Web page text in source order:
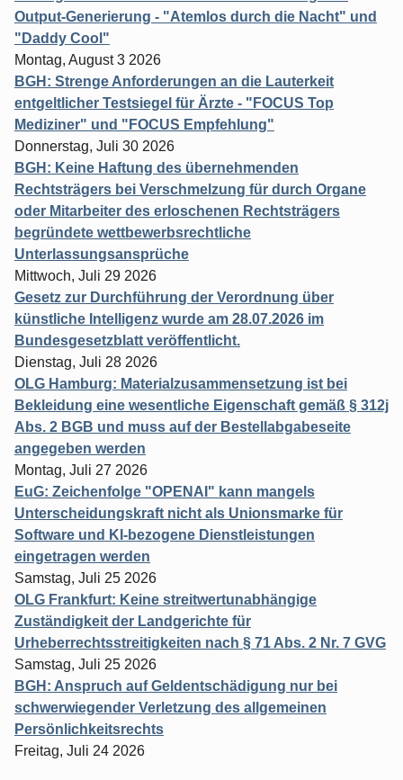
Output-Generierung - "Atemlos durch die Nacht" und
"Daddy Cool"
Montag, August 3 2026
BGH: Strenge Anforderungen an die Lauterkeit
entgeltlicher Testsiegel für Ärzte - "FOCUS Top
Mediziner" und "FOCUS Empfehlung"
Donnerstag, Juli 30 2026
BGH: Keine Haftung des übernehmenden
Rechtsträgers bei Verschmelzung für durch Organe
oder Mitarbeiter des erloschenen Rechtsträgers
begründete wettbewerbsrechtliche
Unterlassungsansprüche
Mittwoch, Juli 29 2026
Gesetz zur Durchführung der Verordnung über
künstliche Intelligenz wurde am 28.07.2026 im
Bundesgesetzblatt veröffentlicht.
Dienstag, Juli 28 2026
OLG Hamburg: Materialzusammensetzung ist bei
Bekleidung eine wesentliche Eigenschaft gemäß § 312j
Abs. 2 BGB und muss auf der Bestellabgabeseite
angegeben werden
Montag, Juli 27 2026
EuG: Zeichenfolge "OPENAI" kann mangels
Unterscheidungskraft nicht als Unionsmarke für
Software und KI-bezogene Dienstleistungen
eingetragen werden
Samstag, Juli 25 2026
OLG Frankfurt: Keine streitwertunabhängige
Zuständigkeit der Landgerichte für
Urheberrechtsstreitigkeiten nach § 71 Abs. 2 Nr. 7 GVG
Samstag, Juli 25 2026
BGH: Anspruch auf Geldentschädigung nur bei
schwerwiegender Verletzung des allgemeinen
Persönlichkeitsrechts
Freitag, Juli 24 2026